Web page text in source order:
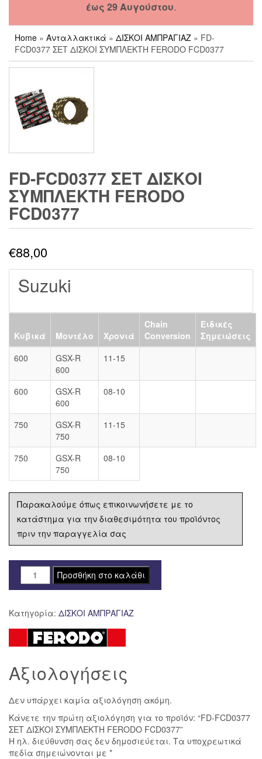
έως 29 Αυγούστου.
Home » Ανταλλακτικά » ΔΙΣΚΟΙ ΑΜΠΡΑΓΙΑΖ » FD-
FCD0377 ΣΕΤ ΔΙΣΚΟΙ ΣΥΜΠΛΕΚΤΗ FERODO FCD0377
FD-FCD0377 ΣΕΤ ΔΙΣΚΟΙ
ΣΥΜΠΛΕΚΤΗ FERODO
FCD0377
€88,00
Suzuki
Κυβικά Μοντέλο Χρονιά
Chain
Conversion
Ειδικές
Σημειώσεις
600
GSX-R
600
11-15
600
GSX-R
600
08-10
750
GSX-R
750
11-15
750
GSX-R
750
08-10
Παρακαλούμε όπως επικοινωνήσετε με το
κατάστημα για την διαθεσιμότητα του προϊόντος
πριν την παραγγελία σας
FD-
FCD0377
ΔΙΣΚΟΙ
ΣΥΜΠΛΕΚΤΗ
FERODO
ποσότητα
Προσθήκη στο καλάθι
Κατηγορία: ΔΙΣΚΟΙ ΑΜΠΡΑΓΙΑΖ
Αξιολογήσεις
Δεν υπάρχει καμία αξιολόγηση ακόμη.
Κάνετε την πρώτη αξιολόγηση για το προϊόν: “FD-FCD0377
ΣΕΤ ΔΙΣΚΟΙ ΣΥΜΠΛΕΚΤΗ FERODO FCD0377”
Η ηλ. διεύθυνση σας δεν δημοσιεύεται. Τα υποχρεωτικά
πεδία σημειώνονται με *